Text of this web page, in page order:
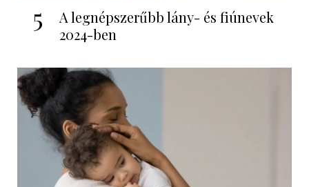
5
A legnépszerűbb lány- és fiúnevek
2024-ben